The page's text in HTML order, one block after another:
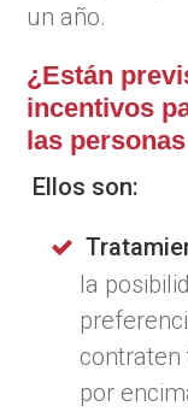
un año.
¿Están
incentivos
las
Ellos son:
la
contraten
por